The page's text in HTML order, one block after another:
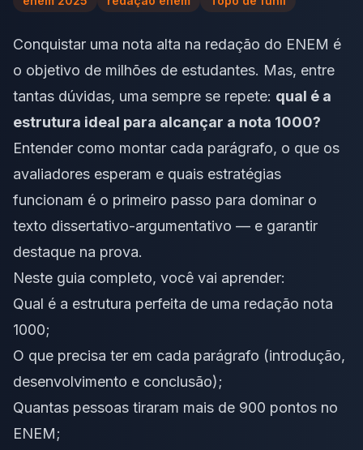
Conquistar uma nota alta na redação do ENEM é
o objetivo de milhões de estudantes. Mas, entre
tantas dúvidas, uma sempre se repete: qual é a
estrutura ideal para alcançar a nota 1000?
Entender como montar cada parágrafo, o que os
avaliadores esperam e quais estratégias
funcionam é o primeiro passo para dominar o
texto dissertativo-argumentativo — e garantir
destaque na prova.
Neste guia completo, você vai aprender:
Qual é a estrutura perfeita de uma redação nota
1000;
O que precisa ter em cada parágrafo (introdução,
desenvolvimento e conclusão);
Quantas pessoas tiraram mais de 900 pontos no
ENEM;